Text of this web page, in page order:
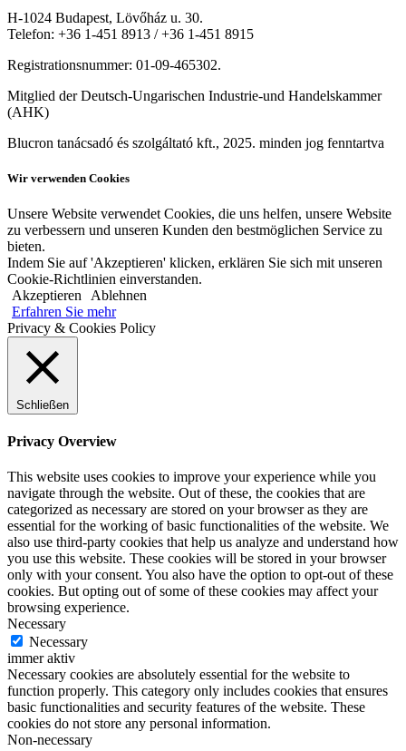
H-1024 Budapest, Lövőház u. 30.
Telefon: +36 1-451 8913 / +36 1-451 8915
Registrationsnummer: 01-09-465302.
Mitglied der Deutsch-Ungarischen Industrie-und Handelskammer
(AHK)
Blucron tanácsadó és szolgáltató kft., 2025. minden jog fenntartva
Wir verwenden Cookies
Unsere Website verwendet Cookies, die uns helfen, unsere Website
zu verbessern und unseren Kunden den bestmöglichen Service zu
bieten.
Indem Sie auf 'Akzeptieren' klicken, erklären Sie sich mit unseren
Cookie-Richtlinien einverstanden.
Akzeptieren
Ablehnen
Erfahren Sie mehr
Privacy & Cookies Policy
Schließen
Privacy Overview
This website uses cookies to improve your experience while you
navigate through the website. Out of these, the cookies that are
categorized as necessary are stored on your browser as they are
essential for the working of basic functionalities of the website. We
also use third-party cookies that help us analyze and understand how
you use this website. These cookies will be stored in your browser
only with your consent. You also have the option to opt-out of these
cookies. But opting out of some of these cookies may affect your
browsing experience.
Necessary
Necessary
immer aktiv
Necessary cookies are absolutely essential for the website to
function properly. This category only includes cookies that ensures
basic functionalities and security features of the website. These
cookies do not store any personal information.
Non-necessary